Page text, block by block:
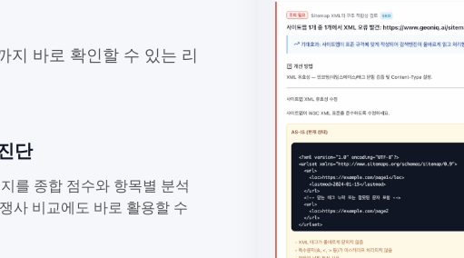
지 바로 확인할 수 있는 리
단
를 종합 점수와 항목별 분석
사 비교에도 바로 활용할 수